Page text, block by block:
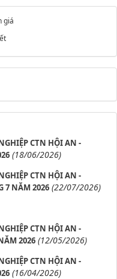
giá
CTN HỘI AN -
(18/06/2026)
CTN HỘI AN -
7 NĂM 2026 (22/07/2026)
CTN HỘI AN -
2026 (12/05/2026)
CTN HỘI AN -
(16/04/2026)